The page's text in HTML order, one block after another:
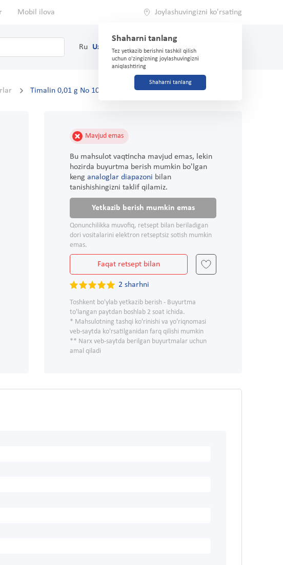
Mobil ilova Joylashuvingizni ko'rsating
Shaharni tanlang
Tez yetkazib berishni tashkil qilish
uchun o'zingizning joylashuvingizni
aniqlashtiring
Shaharni tanlang
Ru Uz (71) 200-03-03
Timalin 0,01 g No 10 lyof.por.d/in'ektsiya
Mavjud emas
Bu mahsulot vaqtincha mavjud emas, lekin
hozirda buyurtma berish mumkin bo'lgan
keng analoglar diapazoni bilan
tanishishingizni taklif qilamiz.
Yetkazib berish mumkin emas
Qonunchilikka muvofiq, retsept bilan beriladigan
dori vositalarini elektron retseptsiz sotish mumkin
emas.
Faqat retsept bilan
2 sharhni
Toshkent bo'ylab yetkazib berish - Buyurtma
to'langan paytdan boshlab 2 soat ichida.
* Mahsulotning tashqi ko'rinishi va yo'riqnomasi
veb-saytda ko'rsatilganidan farq qilishi mumkin
** Narx veb-saytda berilgan buyurtmalar uchun
amal qiladi